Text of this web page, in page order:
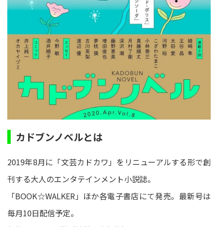
カドブンノベルとは
2019年8月に「文芸カドカワ」をリニューアルする形で創
刊する大人のエンタテインメント小説誌。
「BOOK☆WALKER」ほか各電子書店にて発売。最新号は
毎月10日配信予定。